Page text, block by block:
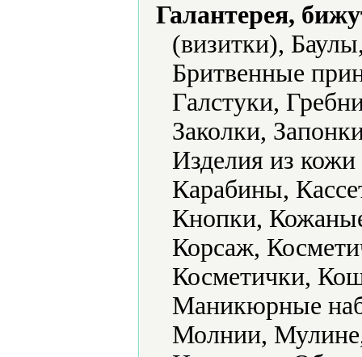
Галантерея,
(визитки),
Бритвенные
Галстуки,
Заколки,
Изделия из
Карабины,
Кнопки,
Корсаж,
Косметички,
Маникюрные
Молнии,